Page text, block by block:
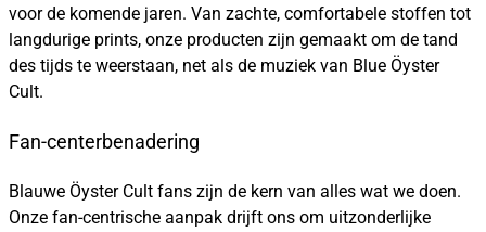
voor de komende jaren. Van zachte, comfortabele stoffen tot
langdurige prints, onze producten zijn gemaakt om de tand
des tijds te weerstaan, net als de muziek van Blue Öyster
Cult.
Fan-centerbenadering
Blauwe Öyster Cult fans zijn de kern van alles wat we doen.
Onze fan-centrische aanpak drijft ons om uitzonderlijke